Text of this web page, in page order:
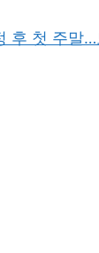
후 첫 주말